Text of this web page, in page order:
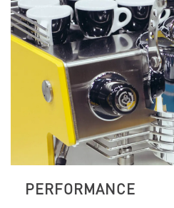
PERFORMANCE